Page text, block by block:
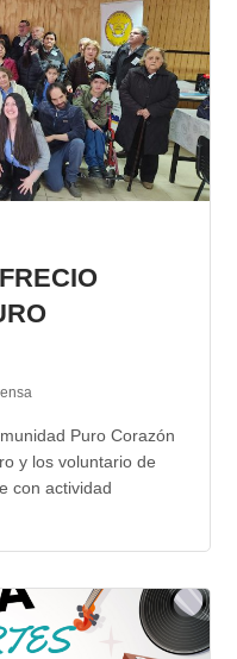
Puro Corazón
y los voluntario de
con actividad